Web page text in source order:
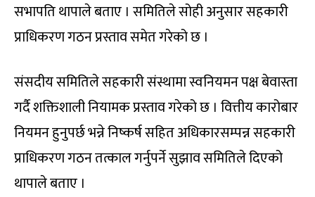
सभापति थापाले बताए । समितिले सोही अनुसार सहकारी
प्राधिकरण गठन प्रस्ताव समेत गरेको छ ।
संसदीय समितिले सहकारी संस्थामा स्वनियमन पक्ष बेवास्ता
गर्दै शक्तिशाली नियामक प्रस्ताव गरेको छ । वित्तीय कारोबार
नियमन हुनुपर्छ भन्ने निष्कर्ष सहित अधिकारसम्पन्न सहकारी
प्राधिकरण गठन तत्काल गर्नुपर्ने सुझाव समितिले दिएको
थापाले बताए ।